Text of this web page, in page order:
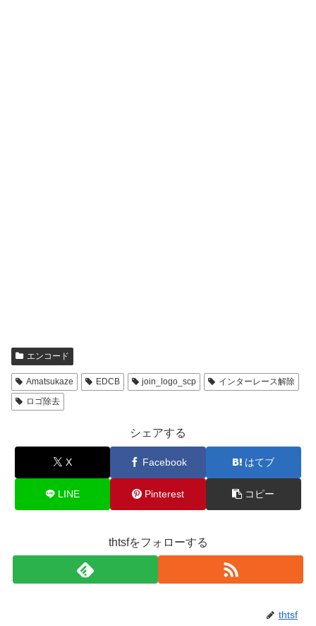
エンコード
Amatsukaze EDCB join_logo_scp
インターレース解除
ロゴ除去
シェアする
X Facebook はてブ
LINE Pinterest コピー
thtsfをフォローする
thtsf